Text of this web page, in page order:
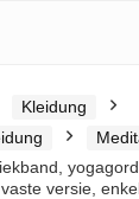
Kleidung
versie,